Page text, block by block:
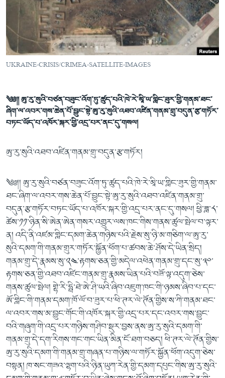
ཞིབ་
ལ་
བསྐྱོད།
དྲ་བརྙན་གསར་འགྱུར།
ཁ་བའི་མི་སྣ།
བུད་མེད་ལེ་ཚན།
དཔེ་ཀློག
བགྲོ་གླེང་མདུན་ལྕོག
བསྐྱར་ཞིབ།
པོ་ཊི་ཁ་སི།
དཔེ་ཀློག
ཆོས་རིག་ལེ་ཚན།
གཞོན་སྐྱེས་དང་ཤེས་ཡོན།
གངས་རིའི་བྲག་ཅ།
སོ་ཡ་ལ། བོད་ཀྱི་གླུ་གཞས།
Learning English
UKRAINE-CRISIS/CRIMEA-SATELLITE-IMAGES
༄༅།། ཨུ་རུ་སུའི་བཙན་བཟུང་འོག་ཏུ་ཚུད་པའི་ཁེ་རེ་མཱི་ཡ་གླིང་ཟུར་གྱི་གནམ་ཐང་
ཞིག་ལ་འབར་གས་ཆེན་པོ་བྱུང་སྟེ་ཨུ་རུ་སུའི་འཐབ་འཛིན་གནམ་གྲུ་བདུན་རྩ་གཏོར་
བཏང་ཡོད་པ་འཁོར་སྐར་གྱི་འདྲ་པར་ནང་དུ་གསལ།
ཨུ་རུ་སུའི་འཐབ་འཛིན་གནམ་གྲུ་བདུན་རྩ་གཏོར།
༄༅།། ཨུ་རུ་སུའི་བཙན་བཟུང་འོག་ཏུ་ཚུད་པའི་ཁེ་རེ་མཱི་ཡ་གླིང་ཟུར་གྱི་གནམ་
ཐང་ཞིག་ལ་འབར་གས་ཆེན་པོ་བྱུང་སྟེ་ཨུ་རུ་སུའི་འཐབ་འཛིན་གནམ་གྲུ་
བདུན་རྩ་གཏོར་བཏང་ཡོད་པ་འཁོར་སྐར་གྱི་འདྲ་པར་ནང་དུ་གསལ། ཕྱི་ཟླ་༨་
ཚེས་༡༡་ཉིན་སི་ཨེན་ཨེན་གསར་འགྱུར་ལས་ཁང་གིས་གནས་ཚུལ་སྤེལ་བ་ལྟར་
ན། འདི་ནི་འཛམ་གླིང་དམག་ཆེན་གཉིས་པའི་རྗེས་སུ་ཉི་མ་གཅིག་ལ་ཨུ་རུ་
སུའི་དམག་གི་གནམ་གྲུར་གཏོར་སྐྱོན་ཕོག་པ་ཚབས་ཆེ་ཤོས་དེ་ཡིན་སྲིད།
གནམ་གྲུ་དེ་རྣམས་སུ་༢༤་རྟགས་ཅན་གྱི་མདེལ་འཕེན་གནམ་གྲུ་དང་སུ་༣༠་
རྟགས་ཅན་གྱི་འཐབ་འཛིང་གནམ་གྲུ་རྣམས་ཡིན་པའི་བཟོ་ལྟ་འདུག་ཅེས་
གནས་ཚུལ་སྤེལ། གྷེ་རི་ཧྥི་ཐེ་ཨེ་ཤི་ཡའི་ཞིབ་འཇུག་ཁང་གི་ཉམས་ཞིབ་པ་དང་
ཨོ་གླིང་གི་གནམ་དམག་ཁོ་ལོ་བ་ཟུར་པ་ཕི་ཊར་ལེ་ཊོན་གྱིས་ས་ཀི་གནམ་ཐང་
ལ་འབར་གས་མ་བྱུང་གོང་གི་འཁོར་སྐར་གྱི་འདྲ་པར་དང་འབར་གས་བྱུང་
བའི་གཞུག་གི་འདྲ་པར་གཉིས་གཤིབ་སྡུར་བྱས་ནས་ཨུ་རུ་སུའི་དམག་གི་
གནམ་གྲུ་དེ་དག་རིགས་གང་གང་ཡིན་མིན་ངོ་ཐག་བཅད། ཕི་ཊར་ལེ་ཊོན་གྱིས་
ཨུ་རུ་སུའི་དམག་གི་གནམ་གྲུ་གཞན་པ་གཉིས་ལ་གཏོར་སྐྱོན་ཕོག་འདུག་ཅེས་
བསྟན། ཁ་སང་གཟའ་ལྷག་པའི་ཉིན་ཡུཀ་རེན་གྱི་དམག་དཔུང་གིས་ཨུ་རུ་སུའི་